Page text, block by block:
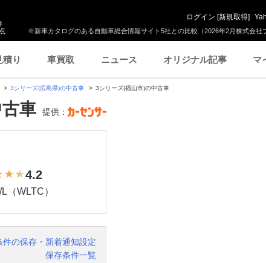
※新車カタログのある自動車総合情報サイト5社との比較（2026年2月株式会社
ログイン [新規取得]
積り 車買取 ニュース オリジナル記事 マ
3シリーズ(広島県)の中古車 3シリーズ(福山市)の中古車
車 提供：
4.2
L（WLTC）
件の保存・新着通知設定
保存条件一覧